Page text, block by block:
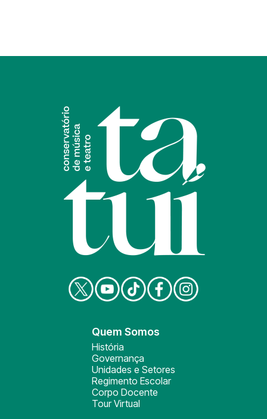
Quem Somos
História
Governança
Unidades e Setores
Regimento Escolar
Corpo Docente
Tour Virtual